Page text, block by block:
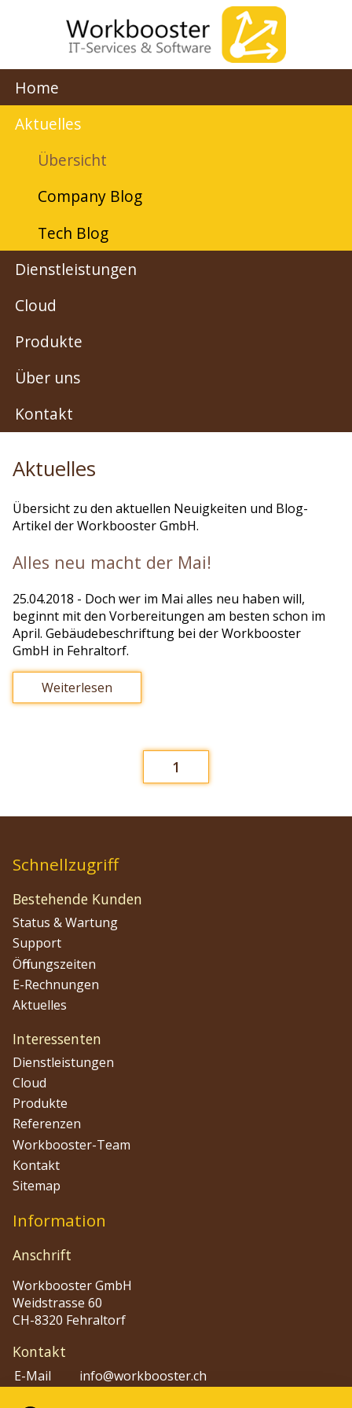
Home
Aktuelles
Übersicht
Company Blog
Tech Blog
Dienstleistungen
Cloud
Produkte
Über uns
Kontakt
Aktuelles
Übersicht zu den aktuellen Neuigkeiten und Blog-
Artikel der Workbooster GmbH.
Alles neu macht der Mai!
25.04.2018 - Doch wer im Mai alles neu haben will,
beginnt mit den Vorbereitungen am besten schon im
April. Gebäudebeschriftung bei der Workbooster
GmbH in Fehraltorf.
Weiterlesen
1
Schnellzugriff
Bestehende Kunden
Status & Wartung
Support
Öffnungszeiten
E-Rechnungen
Aktuelles
Interessenten
Dienstleistungen
Cloud
Produkte
Referenzen
Workbooster-Team
Kontakt
Sitemap
Information
Anschrift
Workbooster GmbH
Weidstrasse 60
CH-8320 Fehraltorf
Kontakt
E-Mail
info@workbooster.ch